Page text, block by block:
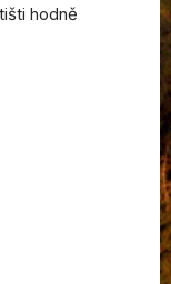
hodně